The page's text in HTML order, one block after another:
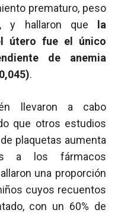
prematuro, peso
y hallaron que
la
útero fue el único
de anemia
.
llevaron a cabo
que otros estudios
plaquetas aumenta
a los fármacos
una proporción
cuyos recuentos
con un 60% de